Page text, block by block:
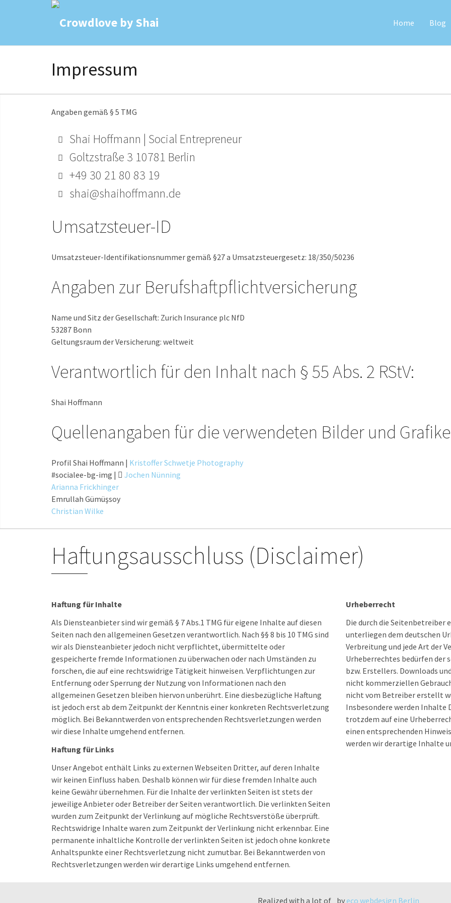
Home Blog
Impressum
Angaben gemäß § 5 TMG
Shai Hoffmann | Social Entrepreneur
Goltzstraße 3 10781 Berlin
+49 30 21 80 83 19
shai@shaihoffmann.de
Umsatzsteuer-ID
Umsatzsteuer-Identifikationsnummer gemäß §27 a Umsatzsteuergesetz: 18/350/50236
Angaben zur Berufshaftpflichtversicherung
Name und Sitz der Gesellschaft: Zurich Insurance plc NfD
53287 Bonn
Geltungsraum der Versicherung: weltweit
Verantwortlich für den Inhalt nach § 55 Abs. 2 RStV:
Shai Hoffmann
Quellenangaben für die verwendeten Bilder und
Profil Shai Hoffmann | Kristoffer Schwetje Photography
#socialee-bg-img |
Jochen Nünning
Arianna Frickhinger
Emrullah Gümüşsoy
Christian Wilke
Haftungsausschluss (Disclaimer)
Haftung für Inhalte
Als Diensteanbieter sind wir gemäß § 7 Abs.1 TMG für eigene Inhalte auf diesen
Seiten nach den allgemeinen Gesetzen verantwortlich. Nach §§ 8 bis 10 TMG sind
wir als Diensteanbieter jedoch nicht verpflichtet, übermittelte oder
gespeicherte fremde Informationen zu überwachen oder nach Umständen zu
forschen, die auf eine rechtswidrige Tätigkeit hinweisen. Verpflichtungen zur
Entfernung oder Sperrung der Nutzung von Informationen nach den
allgemeinen Gesetzen bleiben hiervon unberührt. Eine diesbezügliche Haftung
ist jedoch erst ab dem Zeitpunkt der Kenntnis einer konkreten Rechtsverletzung
möglich. Bei Bekanntwerden von entsprechenden Rechtsverletzungen werden
wir diese Inhalte umgehend entfernen.
Haftung für Links
Unser Angebot enthält Links zu externen Webseiten Dritter, auf deren Inhalte
wir keinen Einfluss haben. Deshalb können wir für diese fremden Inhalte auch
keine Gewähr übernehmen. Für die Inhalte der verlinkten Seiten ist stets der
jeweilige Anbieter oder Betreiber der Seiten verantwortlich. Die verlinkten Seiten
wurden zum Zeitpunkt der Verlinkung auf mögliche Rechtsverstöße überprüft.
Rechtswidrige Inhalte waren zum Zeitpunkt der Verlinkung nicht erkennbar. Eine
permanente inhaltliche Kontrolle der verlinkten Seiten ist jedoch ohne konkrete
Anhaltspunkte einer Rechtsverletzung nicht zumutbar. Bei Bekanntwerden von
Rechtsverletzungen werden wir derartige Links umgehend entfernen.
Urheberrecht
Die durch die Seitenbetreiber
unterliegen dem deutschen
Verbreitung und jede Art der
Urheberrechtes bedürfen der
bzw. Erstellers. Downloads
nicht kommerziellen
nicht vom Betreiber erstellt
Insbesondere werden Inhalte
trotzdem auf eine
einen entsprechenden
werden wir derartige Inhalte
Realized with a lot of by eco webdesign Berlin